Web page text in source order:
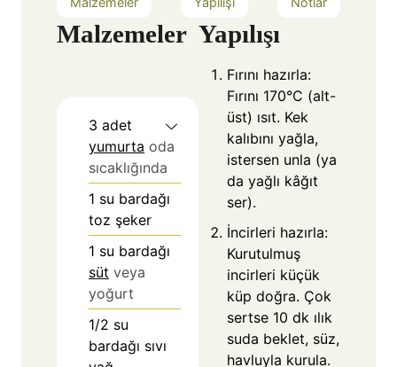
Malzemeler
3 adet
yumurta oda
sıcaklığında
1 su bardağı
toz şeker
1 su bardağı
süt veya
yoğurt
1/2 su
bardağı sıvı
Yapılışı
Fırını hazırla:
Fırını 170°C (alt-
üst) ısıt. Kek
kalıbını yağla,
istersen unla (ya
da yağlı kâğıt
ser).
İncirleri hazırla:
Kurutulmuş
incirleri küçük
küp doğra. Çok
sertse 10 dk ılık
suda beklet, süz,
havluyla kurula.